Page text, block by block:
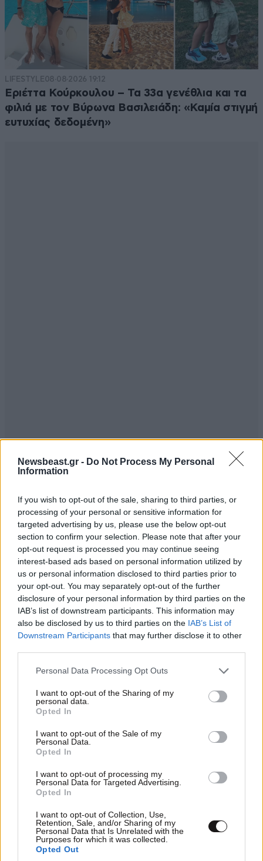
Newsbeast.gr - Do Not Process My Personal
Information
If you wish to opt-out of the sale, sharing to third parties, or
processing of your personal or sensitive information for
targeted advertising by us, please use the below opt-out
section to confirm your selection. Please note that after your
opt-out request is processed you may continue seeing
interest-based ads based on personal information utilized by
us or personal information disclosed to third parties prior to
your opt-out. You may separately opt-out of the further
disclosure of your personal information by third parties on the
IAB’s list of downstream participants. This information may
also be disclosed by us to third parties on the IAB’s List of
Downstream Participants that may further disclose it to other
Please note that this website/app uses one or more Google
not limited to your visit or usage behaviour. You may click to
grant or deny consent to Google and its third-party tags to
use your data for below specified purposes in below Google
consent section.
Personal Data Processing Opt Outs
I want to opt-out of the Sharing of my
personal data.
Opted In
I want to opt-out of the Sale of my
Personal Data.
Opted In
I want to opt-out of processing my
Personal Data for Targeted Advertising.
Opted In
I want to opt-out of Collection, Use,
Retention, Sale, and/or Sharing of my
Personal Data that Is Unrelated with the
Purposes for which it was collected.
Opted Out
LIFESTYLE08·08·2026 19:12
Εριέττα Κούρκουλου – Τα 33α γενέθλια και τα
φιλιά με τον Βύρωνα Βασιλειάδη: «Καμία στιγμή
ευτυχίας δεδομένη»
ΟΙΚΟΝΟΜΙΑ08·08·2026 13:03
Ποιοι φορολογούμενοι θα λάβουν email ή
εκκρεμότητες